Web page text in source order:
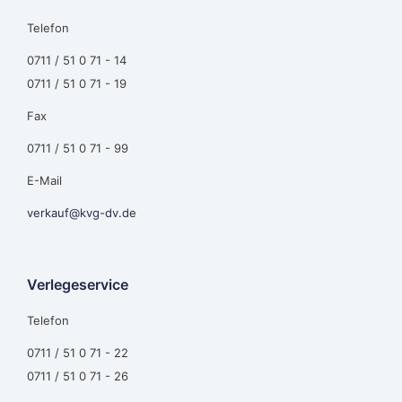
Telefon
0711 / 51 0 71 - 14
0711 / 51 0 71 - 19
Fax
0711 / 51 0 71 - 99
E-Mail
verkauf@kvg-dv.de
Verlegeservice
Telefon
0711 / 51 0 71 - 22
0711 / 51 0 71 - 26